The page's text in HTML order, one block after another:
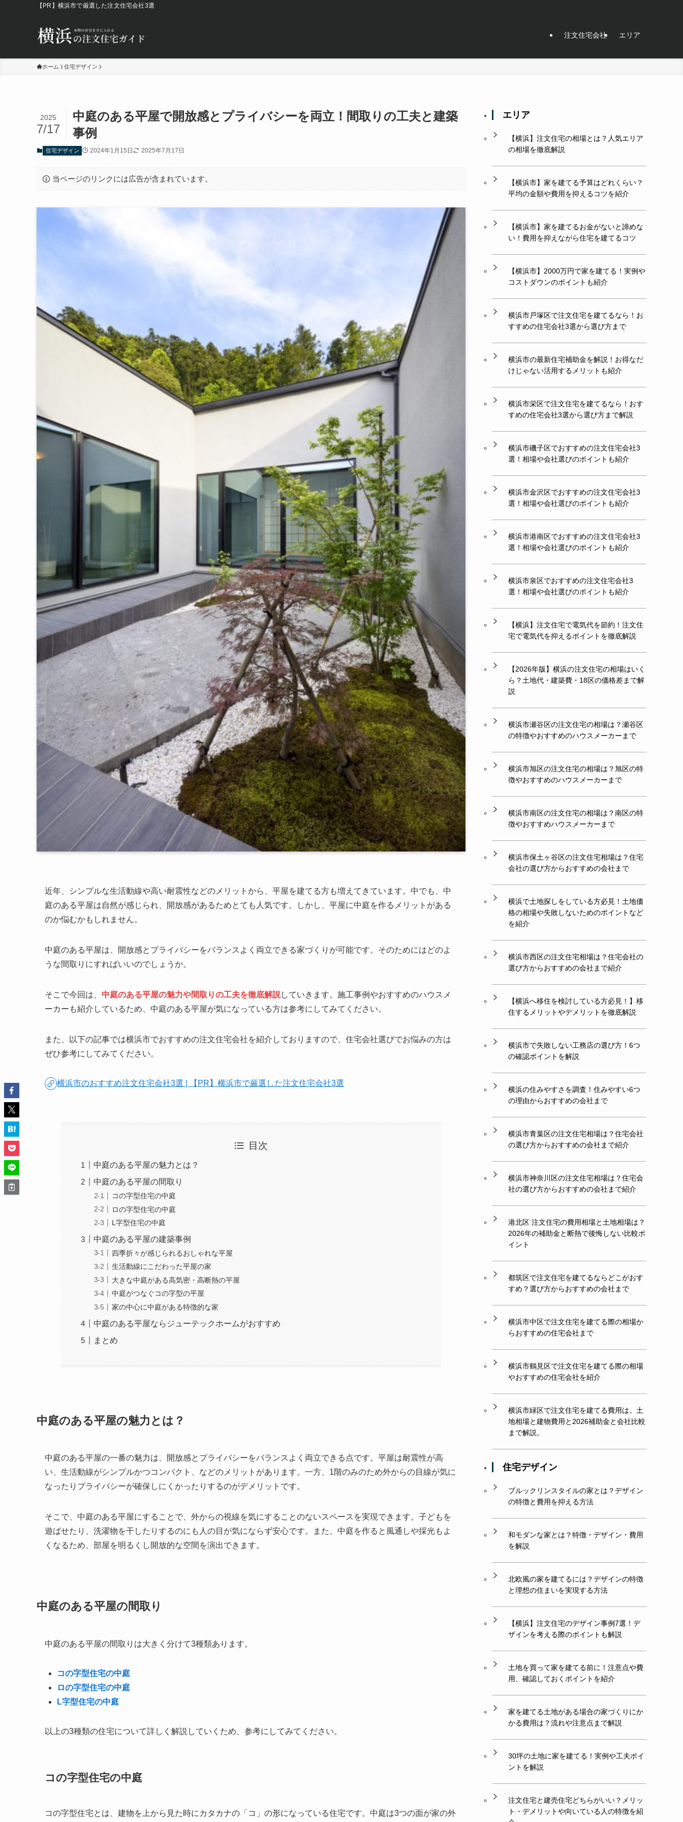
【PR】横浜市で厳選した注文住宅会社3選
注文住宅会社 エリア
ホーム 住宅デザイン
中庭のある平屋で開放感とプライバシーを両立！間取りの工夫と建築
事例
2025
7/17
住宅デザイン 2024年1月15日 2025年7月17日
当ページのリンクには広告が含まれています。
近年、シンプルな生活動線や高い耐震性などのメリットから、平屋を建てる方も増えてきています。中でも、中
庭のある平屋は自然が感じられ、開放感があるためとても人気です。しかし、平屋に中庭を作るメリットがある
のか悩むかもしれません。
中庭のある平屋は、開放感とプライバシーをバランスよく両立できる家づくりが可能です。そのためにはどのよ
うな間取りにすればいいのでしょうか。
そこで今回は、 中庭のある平屋の魅力や間取りの工夫を徹底解説していきます。施工事例やおすすめのハウスメ
ーカーも紹介しているため、中庭のある平屋が気になっている方は参考にしてみてください。
また、以下の記事では横浜市でおすすめの注文住宅会社を紹介しておりますので、住宅会社選びでお悩みの方は
ぜひ参考にしてみてください。
横浜市のおすすめ注文住宅会社3選 | 【PR】横浜市で厳選した注文住宅会社3選
目次
中庭のある平屋の魅力とは？
中庭のある平屋の間取り
コの字型住宅の中庭
ロの字型住宅の中庭
L字型住宅の中庭
中庭のある平屋の建築事例
四季折々が感じられるおしゃれな平屋
生活動線にこだわった平屋の家
大きな中庭がある高気密・高断熱の平屋
中庭がつなぐコの字型の平屋
家の中心に中庭がある特徴的な家
中庭のある平屋ならジューテックホームがおすすめ
まとめ
中庭のある平屋の魅力とは？
中庭のある平屋の一番の魅力は、開放感とプライバシーをバランスよく両立できる点です。平屋は耐震性が高
い、生活動線がシンプルかつコンパクト、などのメリットがあります。一方、1階のみのため外からの目線が気に
なったりプライバシーが確保しにくかったりするのがデメリットです。
そこで、中庭のある平屋にすることで、外からの視線を気にすることのないスペースを実現できます。子どもを
遊ばせたり、洗濯物を干したりするのにも人の目が気にならず安心です。また、中庭を作ると風通しや採光もよ
くなるため、部屋を明るくし開放的な空間を演出できます。
中庭のある平屋の間取り
中庭のある平屋の間取りは大きく分けて3種類あります。
コの字型住宅の中庭
ロの字型住宅の中庭
L字型住宅の中庭
以上の3種類の住宅について詳しく解説していくため、参考にしてみてください。
コの字型住宅の中庭
コの字型住宅とは、建物を上から見た時にカタカナの「コ」の形になっている住宅です。中庭は3つの面が家の外
エリア
【横浜】注文住宅の相場とは？人気エリア
の相場を徹底解説
【横浜市】家を建てる予算はどれくらい？
平均の金額や費用を抑えるコツを紹介
【横浜市】家を建てるお金がないと諦めな
い！費用を抑えながら住宅を建てるコツ
【横浜市】2000万円で家を建てる！実例や
コストダウンのポイントも紹介
横浜市戸塚区で注文住宅を建てるなら！お
すすめの住宅会社3選から選び方まで
横浜市の最新住宅補助金を解説！お得なだ
けじゃない活用するメリットも紹介
横浜市栄区で注文住宅を建てるなら！おす
すめの住宅会社3選から選び方まで解説
横浜市磯子区でおすすめの注文住宅会社3
選！相場や会社選びのポイントも紹介
横浜市金沢区でおすすめの注文住宅会社3
選！相場や会社選びのポイントも紹介
横浜市港南区でおすすめの注文住宅会社3
選！相場や会社選びのポイントも紹介
横浜市泉区でおすすめの注文住宅会社3
選！相場や会社選びのポイントも紹介
【横浜】注文住宅で電気代を節約！注文住
宅で電気代を抑えるポイントを徹底解説
【2026年版】横浜の注文住宅の相場はいく
ら？土地代・建築費・18区の価格差まで解
説
横浜市瀬谷区の注文住宅の相場は？瀬谷区
の特徴やおすすめのハウスメーカーまで
横浜市旭区の注文住宅の相場は？旭区の特
徴やおすすめのハウスメーカーまで
横浜市南区の注文住宅の相場は？南区の特
徴やおすすめハウスメーカーまで
横浜市保土ヶ谷区の注文住宅相場は？住宅
会社の選び方からおすすめの会社まで
横浜で土地探しをしている方必見！土地価
格の相場や失敗しないためのポイントなど
を紹介
横浜市西区の注文住宅相場は？住宅会社の
選び方からおすすめの会社まで紹介
【横浜へ移住を検討している方必見！】移
住するメリットやデメリットを徹底解説
横浜市で失敗しない工務店の選び方！6つ
の確認ポイントを解説
横浜の住みやすさを調査！住みやすい6つ
の理由からおすすめの会社まで
横浜市青葉区の注文住宅相場は？住宅会社
の選び方からおすすめの会社まで紹介
横浜市神奈川区の注文住宅相場は？住宅会
社の選び方からおすすめの会社まで紹介
港北区 注文住宅の費用相場と土地相場は？
2026年の補助金と断熱で後悔しない比較ポ
イント
都筑区で注文住宅を建てるならどこがおす
すめ？選び方からおすすめの会社まで
横浜市中区で注文住宅を建てる際の相場か
らおすすめの住宅会社まで
横浜市鶴見区で注文住宅を建てる際の相場
やおすすめの住宅会社を紹介
横浜市緑区で注文住宅を建てる費用は。土
地相場と建物費用と2026補助金と会社比較
まで解説。
住宅デザイン
ブルックリンスタイルの家とは？デザイン
の特徴と費用を抑える方法
和モダンな家とは？特徴・デザイン・費用
を解説
北欧風の家を建てるには？デザインの特徴
と理想の住まいを実現する方法
【横浜】注文住宅のデザイン事例7選！デ
ザインを考える際のポイントも解説
土地を買って家を建てる前に！注意点や費
用、確認しておくポイントを紹介
家を建てる土地がある場合の家づくりにか
かる費用は？流れや注意点まで解説
30坪の土地に家を建てる！実例や工夫ポイ
ントを解説
注文住宅と建売住宅どちらがいい？メリッ
ト・デメリットや向いている人の特徴を紹